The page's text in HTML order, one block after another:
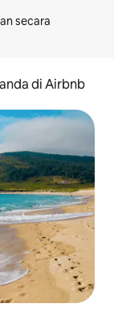
secara
di Airbnb